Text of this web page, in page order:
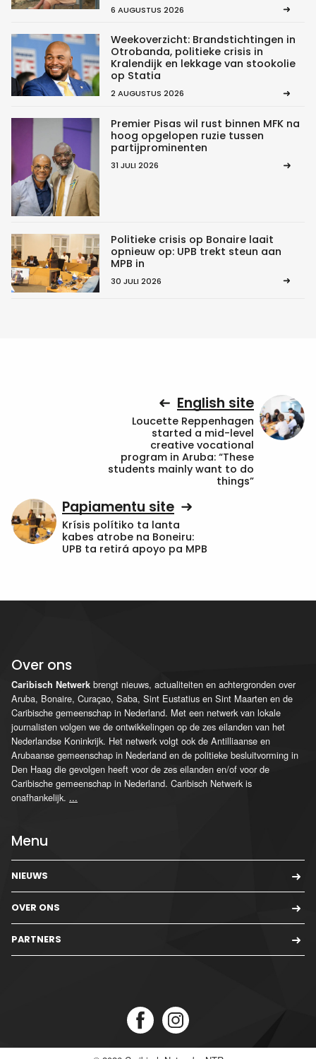
6 AUGUSTUS 2026
Weekoverzicht: Brandstichtingen in
Otrobanda, politieke crisis in
Kralendijk en lekkage van stookolie
op Statia
2 AUGUSTUS 2026
Premier Pisas wil rust binnen MFK na
hoog opgelopen ruzie tussen
partijprominenten
31 JULI 2026
Politieke crisis op Bonaire laait
opnieuw op: UPB trekt steun aan
MPB in
30 JULI 2026
English site
Loucette Reppenhagen
started a mid-level
creative vocational
program in Aruba: “These
students mainly want to do
things”
Papiamentu site
Krísis polítiko ta lanta
kabes atrobe na Boneiru:
UPB ta retirá apoyo pa MPB
Over ons
Caribisch Netwerk brengt nieuws, actualiteiten en achtergronden over
Aruba, Bonaire, Curaçao, Saba, Sint Eustatius en Sint Maarten en de
Caribische gemeenschap in Nederland. Met een netwerk van lokale
journalisten volgen we de ontwikkelingen op de zes eilanden van het
Nederlandse Koninkrijk. Het netwerk volgt ook de Antilliaanse en
Arubaanse gemeenschap in Nederland en de politieke besluitvorming in
Den Haag die gevolgen heeft voor de zes eilanden en/of voor de
Caribische gemeenschap in Nederland. Caribisch Netwerk is
onafhankelijk. ...
Menu
NIEUWS
OVER ONS
PARTNERS